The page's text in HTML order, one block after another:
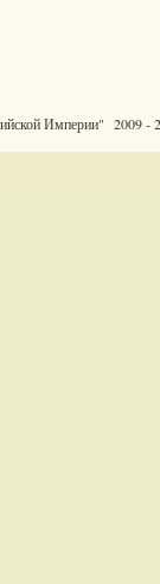
Империи" 2009 -